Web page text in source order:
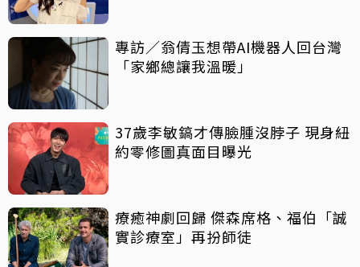
專訪／翁倩玉想帶AI機器人回台灣
「家鄉總讓我溫暖」
37歲李敏鎬才傳臉腫沒脖子 現身紐
約零修圖真面目曝光
療癒神劇回歸 傑森席格、福伯「誠
實診療室」再扮師徒